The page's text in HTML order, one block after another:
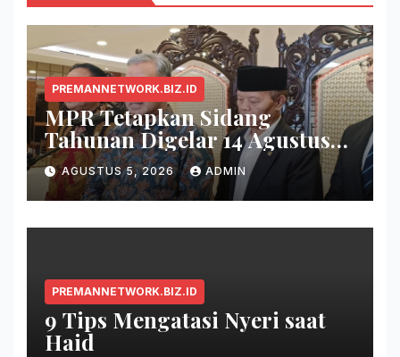
PREMANNETWORK.BIZ.ID
MPR Tetapkan Sidang
Tahunan Digelar 14 Agustus
2026
AGUSTUS 5, 2026 ADMIN
PREMANNETWORK.BIZ.ID
9 Tips Mengatasi Nyeri saat
Haid